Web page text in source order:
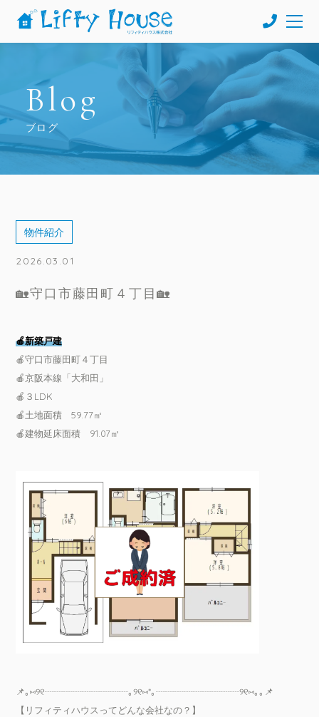
Blog
ブログ
物件紹介
2026.03.01
🏡守口市藤田町４丁目🏡
🍎新築戸建
🍎守口市藤田町４丁目
🍎京阪本線「大和田」
🍎３LDK
🍎土地面積 59.77㎡
🍎建物延床面積 91.07㎡
📌｡⑅୨୧┈┈┈┈┈┈┈┈┈｡୨୧⑅*｡┈┈┈┈┈┈┈┈┈୨୧⑅｡｡📌
【リフィティハウスってどんな会社なの？】